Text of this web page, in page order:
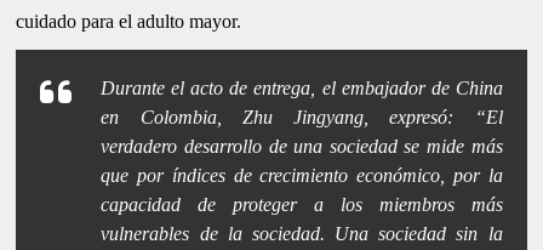
cuidado para el adulto mayor.
Durante el acto de entrega, el embajador de China
en Colombia, Zhu Jingyang, expresó:
“El
verdadero desarrollo de una sociedad se mide más
que por índices de crecimiento económico, por la
capacidad de proteger a los miembros más
vulnerables de la sociedad. Una sociedad sin la